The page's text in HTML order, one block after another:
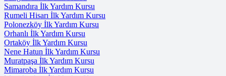
Samandıra İlk Yardım Kursu
Rumeli Hisarı İlk Yardım Kursu
Polonezköy İlk Yardım Kursu
Orhanlı İlk Yardım Kursu
Ortaköy İlk Yardım Kursu
Nene Hatun İlk Yardım Kursu
Muratpaşa İlk Yardım Kursu
Mimaroba İlk Yardım Kursu